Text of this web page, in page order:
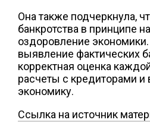
Она также подчеркнула,
банкротства в принципе
оздоровление
выявление фактических
корректная оценка
расчеты с кредиторами и
экономику.
Ссылка на источник